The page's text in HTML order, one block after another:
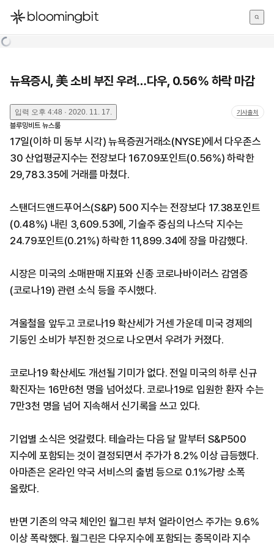
한국어
뉴욕증시, 美 소비 부진 우려…다우, 0.56% 하락 마감
입력 오후 4:48 · 2020. 11. 17. 기사출처
블루밍비트 뉴스룸
17일(이하 미 동부 시각) 뉴욕증권거래소(NYSE)에서 다우존스
30 산업평균지수는 전장보다 167.09포인트(0.56%) 하락한
29,783.35에 거래를 마쳤다.
스탠더드앤드푸어스(S&P) 500 지수는 전장보다 17.38포인트
(0.48%) 내린 3,609.53에, 기술주 중심의 나스닥 지수는
24.79포인트(0.21%) 하락한 11,899.34에 장을 마감했다.
시장은 미국의 소매판매 지표와 신종 코로나바이러스 감염증
(코로나19) 관련 소식 등을 주시했다.
겨울철을 앞두고 코로나19 확산세가 거센 가운데 미국 경제의
기둥인 소비가 부진한 것으로 나오면서 우려가 커졌다.
코로나19 확산세도 개선될 기미가 없다. 전일 미국의 하루 신규
확진자는 16만6천 명을 넘어섰다. 코로나19로 입원한 환자 수는
7만3천 명을 넘어 지속해서 신기록을 쓰고 있다.
기업별 소식은 엇갈렸다. 테슬라는 다음 달 말부터 S&P500
지수에 포함되는 것이 결정되면서 주가가 8.2% 이상 급등했다.
아마존은 온라인 약국 서비스의 출범 등으로 0.1%가량 소폭
올랐다.
반면 기존의 약국 체인인 월그린 부처 얼라이언스 주가는 9.6%
이상 폭락했다. 월그린은 다우지수에 포함되는 종목이라 지수